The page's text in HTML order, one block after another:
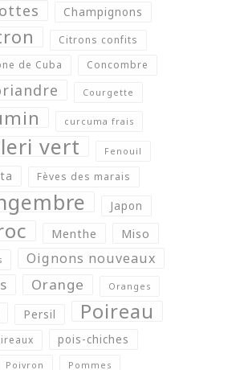
Champignons
Citrons confits
de Cuba
Concombre
Courgette
curcuma frais
vert Fenouil
Fèves des marais
Japon
Menthe Miso
Oignons nouveaux
Orange Oranges
Persil Poireau
pois-chiches
Poivron Pommes